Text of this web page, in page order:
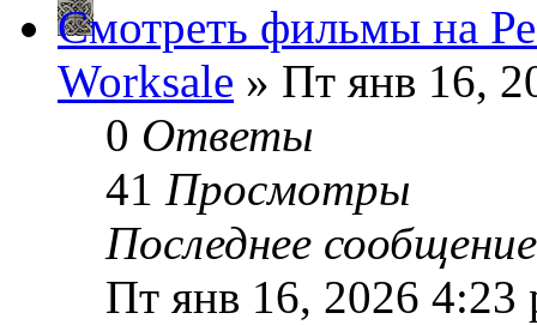
Смотреть фильмы на
Worksale » Пт янв 16,
0 Ответы
41 Просмотры
Последнее
Пт янв 16, 2026 4:23